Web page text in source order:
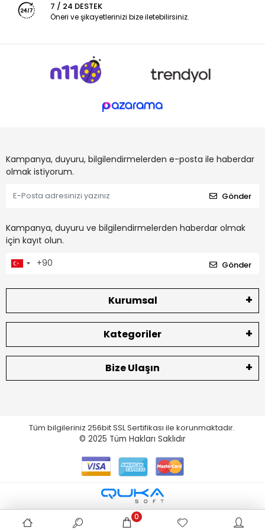
7 / 24 DESTEK
Öneri ve şikayetlerinizi bize iletebilirsiniz.
Kampanya, duyuru, bilgilendirmelerden e-posta ile haberdar
olmak istiyorum.
Gönder
Kampanya, duyuru ve bilgilendirmelerden haberdar olmak
için kayıt olun.
Gönder
Kurumsal
Kategoriler
Bize Ulaşın
Tüm bilgileriniz 256bit SSL Sertifikası ile korunmaktadır.
© 2025 Tüm Hakları Saklıdır
0